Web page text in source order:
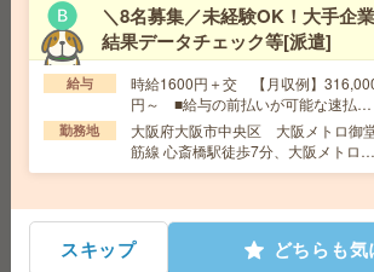
高時給！車通勤OK！平日休み！日勤のお仕
作業[派遣]
時給1650円
交通費 交通費支給有り
宇治駅～徒歩11分 ※車通勤・バイク通勤
給与即払いOK！高時給！平日休み！お菓子
遣]
＼8名募集／未経験OK！大手企
結果データチェック等[派遣]
給与
時給1600円＋交 【月収例】
円～ ■給与の前払いが可能な速払い
サービスあり
勤務地
大阪府大阪市中央区 大阪メトロ御
筋線 心斎橋駅徒歩7分、大阪メトロ御
堂筋線 本町駅徒歩7分
スキップ どちらも気